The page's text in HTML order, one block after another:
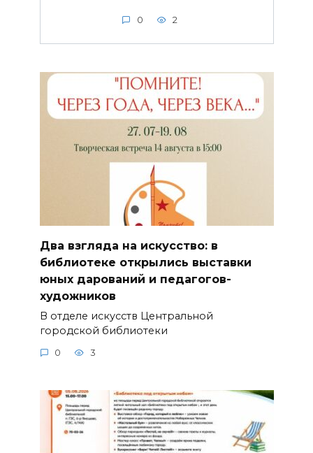
0 2
Два взгляда на искусство: в
библиотеке открылись выставки
юных дарований и педагогов-
художников
В отделе искусств Центральной
городской библиотеки
0 3